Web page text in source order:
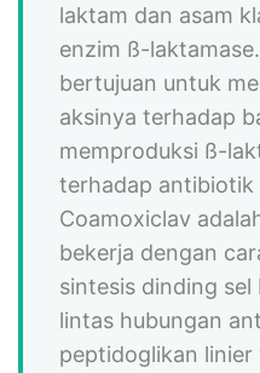
laktam dan asam
enzim ß-
bertujuan untuk
aksinya terhadap
memproduksi ß-
terhadap antibiotik
Coamoxiclav
bekerja dengan
sintesis dinding
lintas hubungan
peptidoglikan